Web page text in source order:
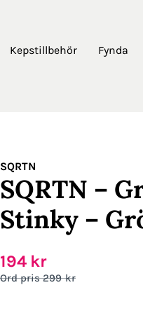
Kepstillbehör Fynda
SQRTN
SQRTN –
Stinky –
299 kr
194 kr